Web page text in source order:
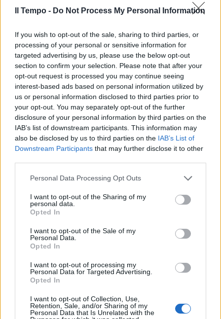
Il Tempo - Do Not Process My Personal Information
If you wish to opt-out of the sale, sharing to third parties, or
processing of your personal or sensitive information for
targeted advertising by us, please use the below opt-out
section to confirm your selection. Please note that after your
opt-out request is processed you may continue seeing
interest-based ads based on personal information utilized by
us or personal information disclosed to third parties prior to
your opt-out. You may separately opt-out of the further
disclosure of your personal information by third parties on the
IAB’s list of downstream participants. This information may
also be disclosed by us to third parties on the IAB’s List of
Downstream Participants that may further disclose it to other
Personal Data Processing Opt Outs
I want to opt-out of the Sharing of my
personal data.
Opted In
I want to opt-out of the Sale of my
Personal Data.
Opted In
I want to opt-out of processing my
Personal Data for Targeted Advertising.
Opted In
I want to opt-out of Collection, Use,
Retention, Sale, and/or Sharing of my
Personal Data that Is Unrelated with the
In evidenza